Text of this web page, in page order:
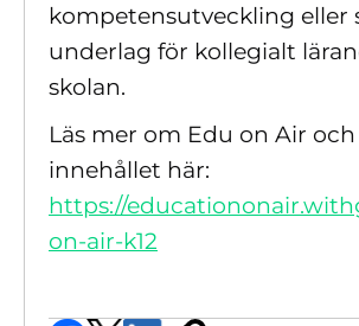
kompetensutveckling eller
underlag för kollegialt
skolan.
Läs mer om Edu on Air
innehållet här:
https://
on-air-k12